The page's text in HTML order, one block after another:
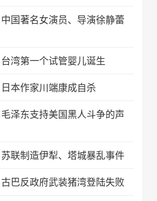
中国著名女演员、导演徐静蕾
台湾第一个试管婴儿诞生
日本作家川端康成自杀
毛泽东支持美国黑人斗争的声
苏联制造伊犁、塔城暴乱事件
古巴反政府武装猪湾登陆失败